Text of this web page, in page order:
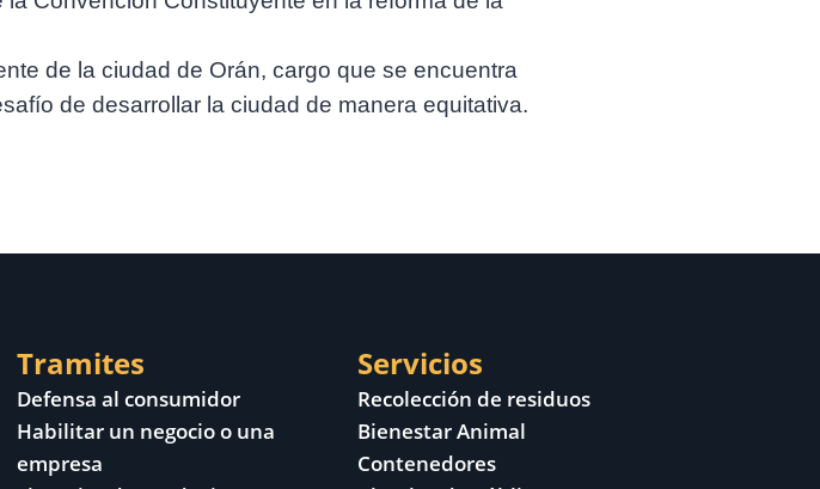
de la ciudad de Orán, cargo que se encuentra
de desarrollar la ciudad de manera equitativa.
Tramites
Defensa al consumidor
Habilitar un negocio o una
empresa
Servicios
Recolección de residuos
Bienestar Animal
Contenedores